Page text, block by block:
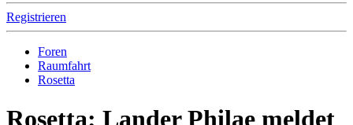
Registrieren
Foren
Raumfahrt
Rosetta
Rosetta: Lander Philae meldet